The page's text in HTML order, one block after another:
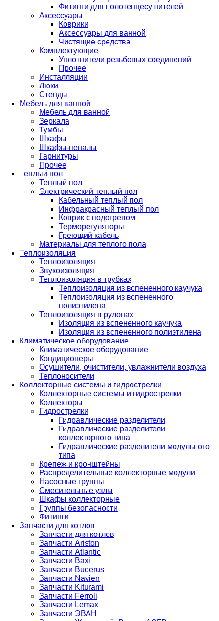
Фитинги для полотенцесушителей
Аксессуары
Коврики
Аксессуары для ванной
Чистящие средства
Комплектующие
Уплотнители резьбовых соединений
Прочее
Инсталляции
Люки
Стенды
Мебель для ванной
Мебель для ванной
Зеркала
Тумбы
Шкафы
Шкафы-пеналы
Гарнитуры
Прочее
Теплый пол
Теплый пол
Электрический теплый пол
Кабельный теплый пол
Инфракрасный теплый пол
Коврик с подогревом
Терморегуляторы
Греющий кабель
Материалы для теплого пола
Теплоизоляция
Теплоизоляция
Звукоизоляция
Теплоизоляция в трубках
Теплоизоляция из вспененного каучука
Теплоизоляция из вспененного
полиэтилена
Теплоизоляция в рулонах
Изоляция из вспененного каучука
Изоляция из вспененного полиэтилена
Климатическое оборудование
Климатическое оборудование
Кондиционеры
Осушители, очистители, увлажнители воздуха
Теплоносители
Коллекторные системы и гидрострелки
Коллекторные системы и гидрострелки
Коллекторы
Гидрострелки
Гидравлические разделители
Гидравлические разделители
коллекторного типа
Гидравлические разделители модульного
типа
Крепеж и кронштейны
Распределительные коллекторные модули
Насосные группы
Смесительные узлы
Шкафы коллекторные
Группы безопасности
Фитинги
Запчасти для котлов
Запчасти для котлов
Запчасти Ariston
Запчасти Atlantic
Запчасти Baxi
Запчасти Buderus
Запчасти Navien
Запчасти Kiturami
Запчасти Ferroli
Запчасти Lemax
Запчасти ЭВАН